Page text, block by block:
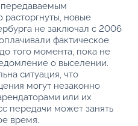
новые
не заключал с 2006
фактическое
того момента, пока не
о выселении.
ситуация, что
могут незаконно
или их
передачи может занять
время.